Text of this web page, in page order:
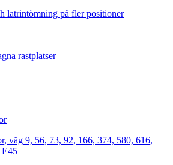
latrintömning på fler positioner
rastplatser
väg 9, 56, 73, 92, 166, 374, 580, 616,
E45